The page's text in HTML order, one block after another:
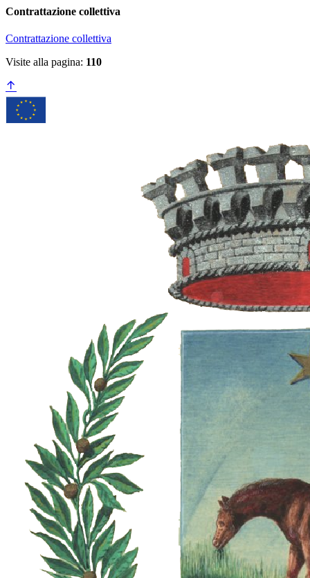
Contrattazione collettiva
Contrattazione collettiva
Visite alla pagina: 110